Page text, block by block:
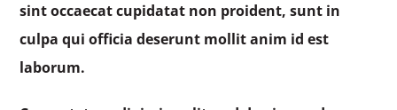
sint occaecat cupidatat non proident, sunt in
culpa qui officia deserunt mollit anim id est
laborum.